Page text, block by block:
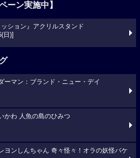
ーン実施中】
ッション』アクリルスタンド
日)]
ーマン：ブランド・ニュー・デイ
かわ 人魚の島のひみつ
ヨンしんちゃん 奇々怪々！オラの妖怪バケ